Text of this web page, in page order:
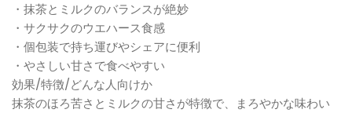
・抹茶とミルクのバランスが絶妙
・サクサクのウエハース食感
・個包装で持ち運びやシェアに便利
・やさしい甘さで食べやすい
効果/特徴/どんな人向けか
抹茶のほろ苦さとミルクの甘さが特徴で、まろやかな味わい